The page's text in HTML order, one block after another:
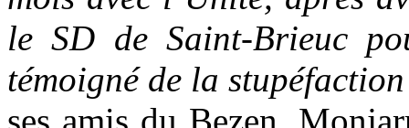
le SD de Saint-Brieuc
témoigné de la
ses amis du Bezen,